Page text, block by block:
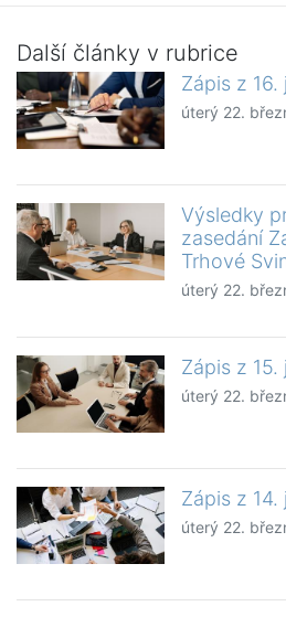
Další články v rubrice
Zápis z
úterý 22.
Výsledky
zasedání
Trhové
úterý 22.
Zápis z
úterý 22.
Zápis z
úterý 22.